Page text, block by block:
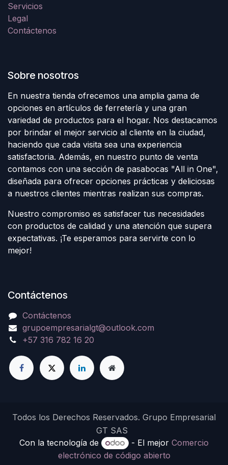
Servicios
Legal
Contáctenos
Sobre nosotros
En nuestra tienda ofrecemos una amplia gama de
opciones en artículos de ferretería y una gran
variedad de productos para el hogar. Nos destacamos
por brindar el mejor servicio al cliente en la ciudad,
haciendo que cada visita sea una experiencia
satisfactoria. Además, en nuestro punto de venta
contamos con una sección de pasabocas "All in One",
diseñada para ofrecer opciones prácticas y deliciosas
a nuestros clientes mientras realizan sus compras.
Nuestro compromiso es satisfacer tus necesidades
con productos de calidad y una atención que supera
expectativas. ¡Te esperamos para servirte con lo
mejor!
Contáctenos
Contáctenos
grupoempresarialgt@outlook.com
+57 316 782 16 20
Todos los Derechos Reservados. Grupo Empresarial
GT SAS
Con la tecnología de
- El mejorComercio
electrónico de código abierto